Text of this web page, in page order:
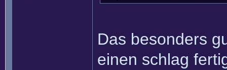
Das besonders
einen schlag